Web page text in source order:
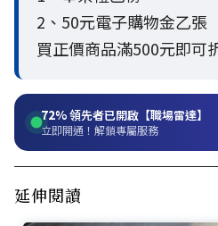
2、50元電子購物金乙張
買正價商品滿500元即可
72%領先者已開啟【職場雷達】
立即開通！解鎖專屬服務
延伸閱讀